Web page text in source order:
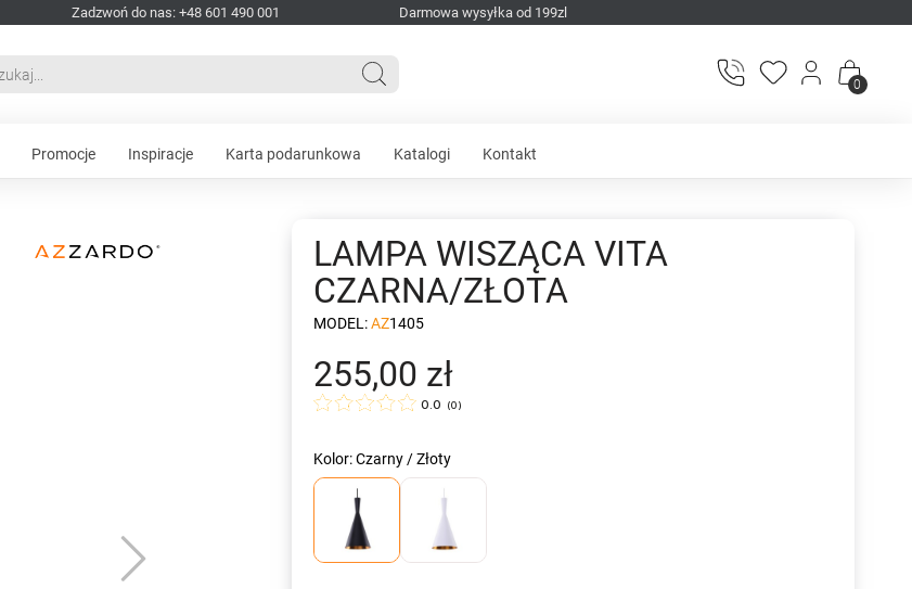
Zadzwoń do nas: +48 601 490 001 Darmowa wysyłka od 199zl
0
Promocje Inspiracje Karta podarunkowa Katalogi Kontakt
LAMPA WISZĄCA VITA
CZARNA/ZŁOTA
MODEL:AZ1405
255,00 zł
0.0 (0)
Kolor: Czarny / Złoty